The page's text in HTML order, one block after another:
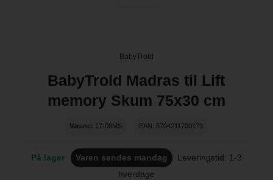
BabyTrold
BabyTrold Madras til Lift
memory Skum 75x30 cm
Varenr.: 17-08MS EAN: 5704211700173
På lager Varen sendes mandag
Leveringstid: 1-3
hverdage